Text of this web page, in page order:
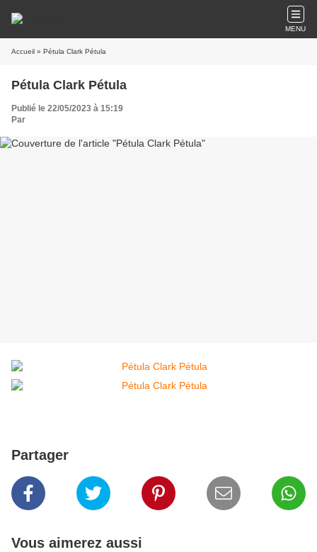
MENU
Accueil » Pétula Clark Pétula
Pétula Clark Pétula
Publié le 22/05/2023 à 15:19
Par
Partager
Vous aimerez aussi